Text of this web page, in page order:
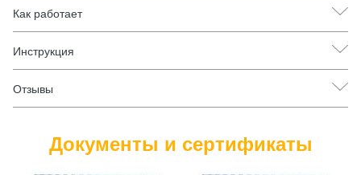
(аскорбилпальмитат + токоферолы) обеспечивает антиоксидантную
защиту жирных кислот омега-3. ПНЖК омега-3 участвуют в нормальной
функции клеточных мембран. Рекомендован для людей, уделяющих
внимание антиоксидантной защите клеток.
Как работает
Инструкция
Отзывы
Документы и сертификаты